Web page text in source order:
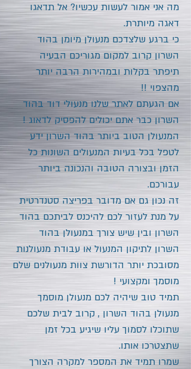
מה אני אמור לעשות עכשיו? אל תדאגו
דאגה מיותרת.
כי ברגע שלצדכם מנעולן מיומן בהוד
השרון קרוב למקום מגוריכם הבעיה
תיפתר בקלות ובמהירות הרבה יותר
מהצפוי !!
אם הגעתם לאתר שלנו מנעולי דודבהוד
השרון כבר אתם יכולים להפסיק לדאוג !
המנעולן הטוב ביותר בהוד השרון ידע
לטפל בכל בעיות המנעולים השונות כל
הזמן ובצורה הטובה והנכונה ביותר
עבורכם.
זה נכון גם אם מדובר בפריצה סטנדרטית
על מנת לעזור לכם להיכנס לביתכם בהוד
השרון ובין שיש צורך במנעולן בהוד
השרון לתיקון המנעול או עבודת מנעולנות
מסובכת יותר הדורשת צוות מנעולנים שלם
מוסמך ומקצועי !
תמיד טוב שיהיה לכם מנעולן מוסמך
מנעולן בהוד השרון , קרוב לבית שלכם
שתוכלו לסמוך עליו שיגיע בכל זמן
שתצטרכו אותו.
שמרו תמיד את המספר למקרה הצורך